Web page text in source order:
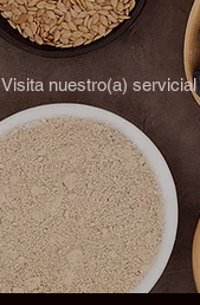
Visita nuestro(a)